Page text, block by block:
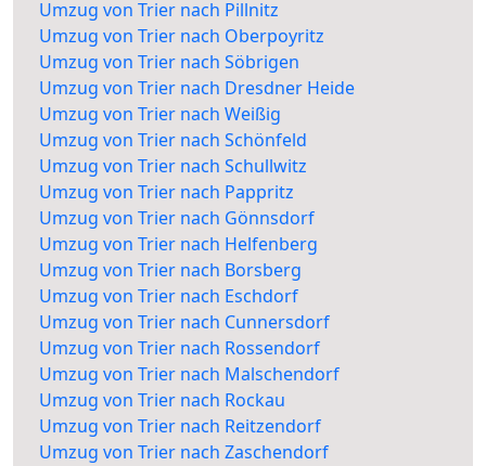
Umzug von Trier nach Pillnitz
Umzug von Trier nach Oberpoyritz
Umzug von Trier nach Söbrigen
Umzug von Trier nach Dresdner Heide
Umzug von Trier nach Weißig
Umzug von Trier nach Schönfeld
Umzug von Trier nach Schullwitz
Umzug von Trier nach Pappritz
Umzug von Trier nach Gönnsdorf
Umzug von Trier nach Helfenberg
Umzug von Trier nach Borsberg
Umzug von Trier nach Eschdorf
Umzug von Trier nach Cunnersdorf
Umzug von Trier nach Rossendorf
Umzug von Trier nach Malschendorf
Umzug von Trier nach Rockau
Umzug von Trier nach Reitzendorf
Umzug von Trier nach Zaschendorf